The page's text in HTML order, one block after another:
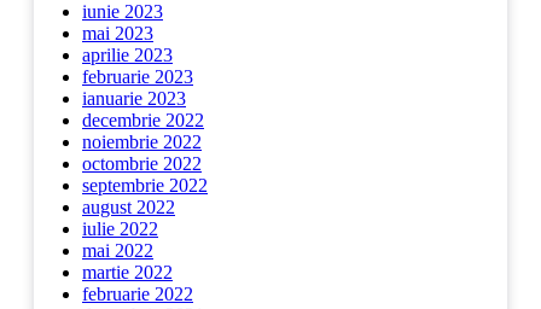
iunie 2023
mai 2023
aprilie 2023
februarie 2023
ianuarie 2023
decembrie 2022
noiembrie 2022
octombrie 2022
septembrie 2022
august 2022
iulie 2022
mai 2022
martie 2022
februarie 2022